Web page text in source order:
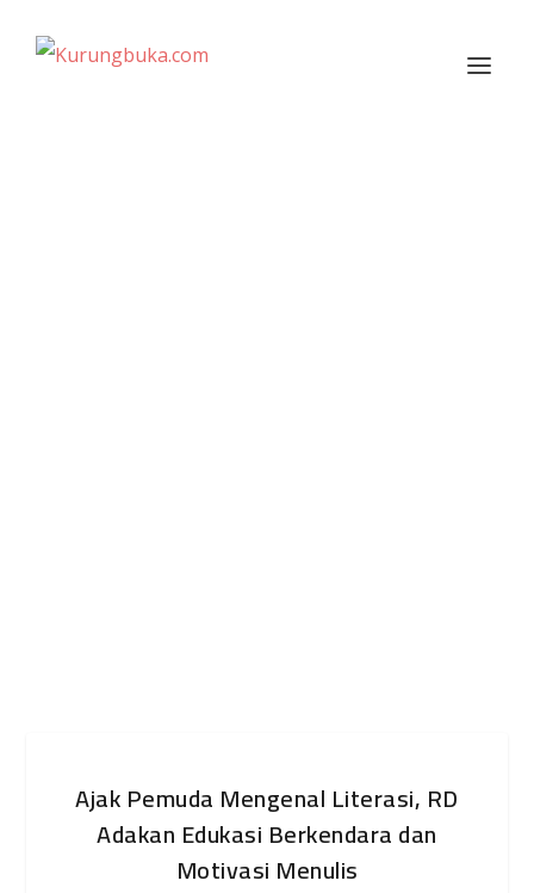
Ajak Pemuda Mengenal Literasi, RD
Adakan Edukasi Berkendara dan
Motivasi Menulis